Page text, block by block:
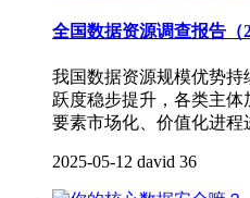
全国数据资源调查报告（
我国数据资源规模优势
跃度稳步提升，各类主
要素市场化、价值化进程
2025-05-12 david 36